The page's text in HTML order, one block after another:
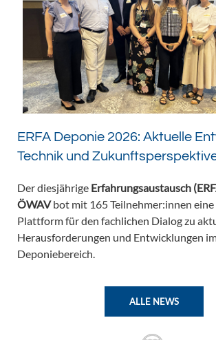
ERFA Deponie 2026: Aktuelle
Technik und
Der diesjährige Erfahrungsaustausch
ÖWAVbot mit 165 Teilnehmer:innen
Plattform für den fachlichen Dialog zu
Herausforderungen und Entwicklungen
Deponiebereich.
ALLE NEWS